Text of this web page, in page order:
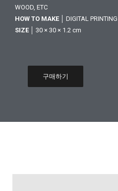
WOOD, ETC
HOW TO MAKE │ DIGITAL PRINTING
SIZE │ 30 × 30 × 1.2 cm
구매하기